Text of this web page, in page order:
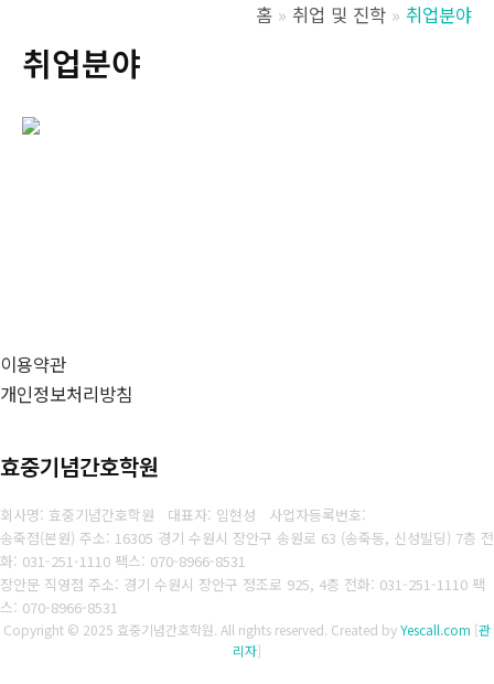
홈 취업 및 진학 취업분야
취업분야
이용약관
개인정보처리방침
효중기념간호학원
회사명: 효중기념간호학원 대표자: 임현성 사업자등록번호:
송죽점(본원) 주소: 16305 경기 수원시 장안구 송원로 63 (송죽동, 신성빌딩) 7층 전
화: 031-251-1110 팩스: 070-8966-8531
장안문 직영점 주소: 경기 수원시 장안구 정조로 925, 4층 전화: 031-251-1110 팩
스: 070-8966-8531
Copyright © 2025 효중기념간호학원. All rights reserved. Created byYescall.com [관
리자]